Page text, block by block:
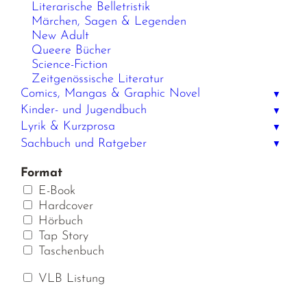
Literarische Belletristik
Märchen, Sagen & Legenden
New Adult
Queere Bücher
Science-Fiction
Zeitgenössische Literatur
Comics, Mangas & Graphic Novel
▼
Kinder- und Jugendbuch ▼
Lyrik & Kurzprosa ▼
Sachbuch und Ratgeber ▼
Format
E-Book
Hardcover
Hörbuch
Tap Story
Taschenbuch
VLB Listung